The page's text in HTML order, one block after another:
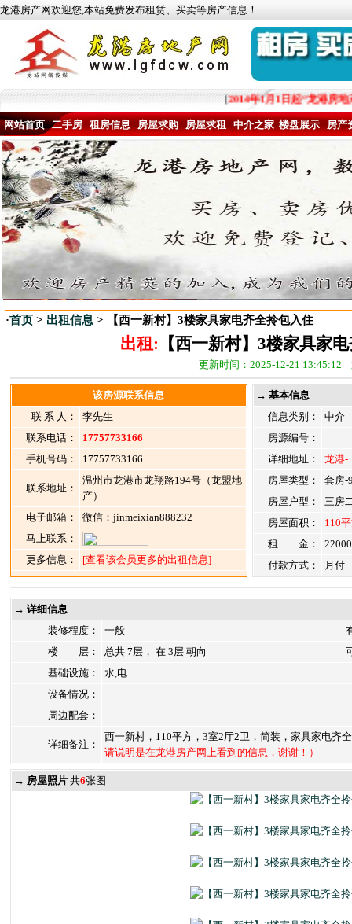
龙港房产网欢迎您,本站免费发布租赁、买卖等房产信息！
2014年1月1日起“龙港房地
网站首页 二手房 租房信息 房屋求购 房屋求租 中介之家 楼盘展示 房产
·首页 > 出租信息 > 【西一新村】3楼家具家电齐全拎包入住
出租: 【西一新村】3楼家具家
更新时间：2025-12-21 13:45:12
该房源联系信息
联 系 人：
李先生
联系电话：
17757733166
手机号码：
17757733166
联系地址：
温州市龙港市龙翔路194号（龙盟地
产）
电子邮箱：
微信：jinmeixian888232
马上联系：
更多信息：
[查看该会员更多的出租信息]
→ 基本信息
信息类别：
中介
房源编号：
详细地址：
龙港-
房屋类型：
套房-
房屋户型：
三房
房屋面积：
110
租 金：
付款方式：
月付
→ 详细信息
装修程度：
一般
楼 层：
总共 7层， 在 3层 朝向
基础设施：
水,电
设备情况：
周边配套：
详细备注：
西一新村，110平方，3室2厅2卫，简装，家具家电齐
请说明是在龙港房产网上看到的信息，谢谢！）
→ 房屋照片 共6张图